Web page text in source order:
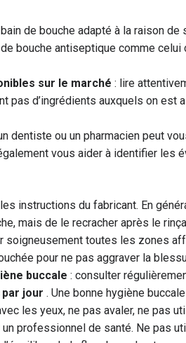
de bouche adapté à la raison
bouche antiseptique comme
sur le marché : lire
pas d’ingrédients auxquels on
dentiste ou un pharmacien peut
vous aider à identifier les
instructions du fabricant. En
mais de le recracher après le
soigneusement toutes les zones
pour ne pas aggraver la
buccale : consulter
jour . Une bonne hygiène
les yeux, ne pas avaler, ne pas
professionnel de santé. Ne pas